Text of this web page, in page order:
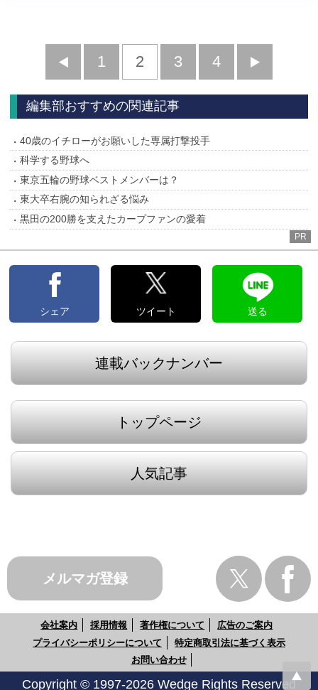
前
へ
1 2 3 4
へ
編集部おすすめの関連記事
40歳のイチローがお願いした専属打撃投手
科学する野球へ
東京五輪の野球ベストメンバーは？
東大卒右腕の知られざる悩み
黒田の200勝を支えたカープファンの愛着
PR
シェア ツイート 送る
連載バックナンバー
トップページ
人気記事
メルマガ登録
会社案内 採用情報 著作権について
広告のご案内
プライバシーポリシーについて
特定商取引法に基づく表示
お問い合わせ
Copyright © 1997-2026 Wedge Rights Reserved